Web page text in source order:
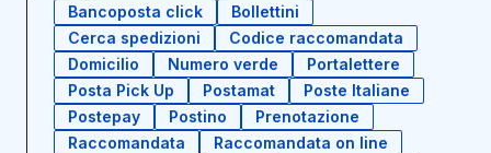
Bancoposta click
Bollettini
Cerca spedizioni
Codice raccomandata
Domicilio
Numero verde
Portalettere
Posta Pick Up
Postamat
Poste Italiane
Postepay
Postino
Prenotazione
Raccomandata
Raccomandata on line